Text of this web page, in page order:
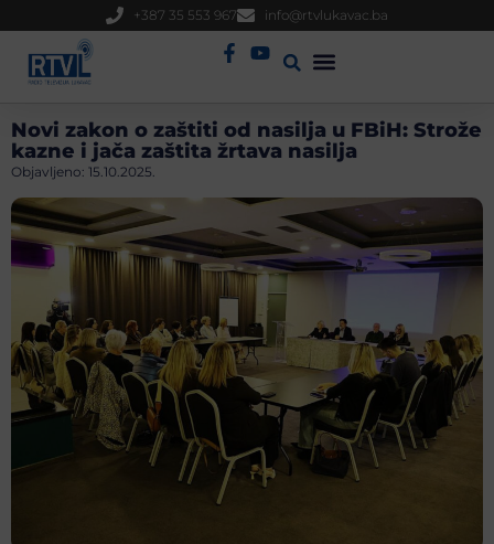
+387 35 553 967 info@rtvlukavac.ba
Novi zakon o zaštiti od nasilja u FBiH: Strože
kazne i jača zaštita žrtava nasilja
Objavljeno: 15.10.2025.